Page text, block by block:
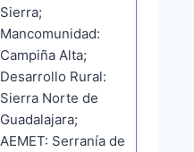
Sierra;
Mancomunidad:
Campiña Alta;
Desarrollo Rural:
Sierra Norte de
Guadalajara;
AEMET: Serranía de